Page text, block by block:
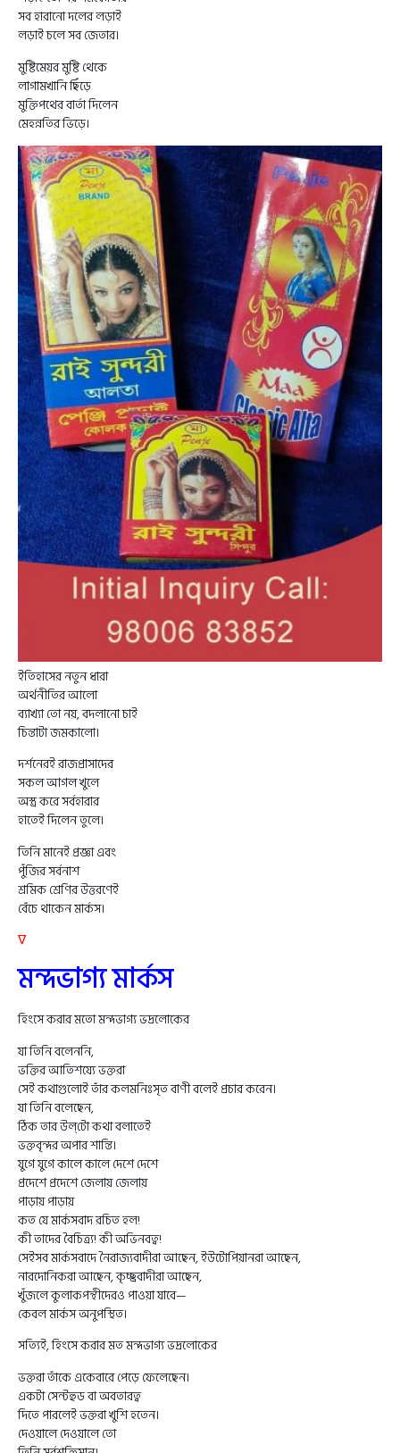
সব হারানো দলের লড়াই
লড়াই চলে সব জেতার।
মুষ্টিমেয়র মুষ্টি থেকে
লাগামখানি ছিঁড়ে
মুক্তিপথের বার্তা দিলেন
মেহন্নতির ভিড়ে।
ইতিহাসের নতুন ধারা
অর্থনীতির আলো
ব্যাখ্যা তো নয়, বদলানো চাই
চিন্তাটা জমকালো।
দর্শনেরই রাজপ্রাসাদের
সকল আগল খুলে
অস্ত্র করে সর্বহারার
হাতেই দিলেন তুলে।
তিনি মানেই প্রজ্ঞা এবং
পুঁজির সর্বনাশ
শ্রমিক শ্রেণির উত্তরণেই
বেঁচে থাকেন মার্কস।
∇
মন্দভাগ্য মার্কস
হিংসে করার মতো মন্দভাগ্য ভদ্রলোকের
যা তিনি বলেননি,
ভক্তির আতিশয্যে ভক্তরা
সেই কথাগুলোই তাঁর কলমনিঃসৃত বাণী বলেই প্রচার করেন।
যা তিনি বলেছেন,
ঠিক তার উল্‌টো কথা বলাতেই
ভক্তবৃন্দর অপার শান্তি।
যুগে যুগে কালে কালে দেশে দেশে
প্রদেশে প্রদেশে জেলায় জেলায়
পাড়ায় পাড়ায়
কত যে মার্কসবাদ রচিত হল!
কী তাদের বৈচিত্র্য! কী অভিনবত্ব!
সেইসব মার্কসবাদে নৈরাজ্যবাদীরা আছেন, ইউটোপিয়ানরা আছেন,
নারদোনিকরা আছেন, কৃচ্ছ্রবাদীরা আছেন,
খুঁজলে কুলাকপন্থীদেরও পাওয়া যাবে—
কেবল মার্কস অনুপস্থিত।
সত্যিই, হিংসে করার মত মন্দভাগ্য ভদ্রলোকের
ভক্তরা তাঁকে একেবারে পেড়ে ফেলেছেন।
একটা সেন্টহুড বা অবতারত্ব
দিতে পারলেই ভক্তরা খুশি হতেন।
দেওয়ালে দেওয়ালে তো